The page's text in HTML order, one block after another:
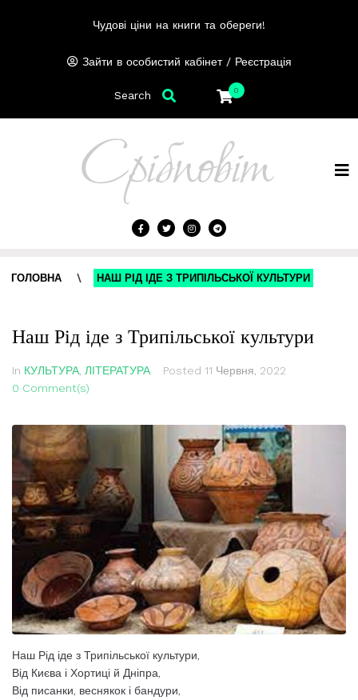
Чудові ціни на книги та обереги!
Зайти в особистий кабінет / Реєстрація
0
Search
ГОЛОВНА \ НАШ РІД ІДЕ З ТРИПІЛЬСЬКОЇ КУЛЬТУРИ
Наш Рід іде з Трипільської культури
In КУЛЬТУРА ЛІТЕРАТУРА Posted 11 Червня, 2022
0 Comment(s)
Наш Рід іде з Трипільської культури,
Від Києва і Хортиці й Дніпра,
Від писанки, веснякок і бандури,